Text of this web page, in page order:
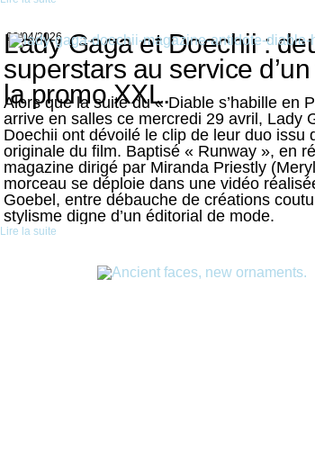
28/04/2026
Lady Gaga et Doechii :
superstars au service
la promo XXL.
Alors que la suite du « Diable s’habille en
arrive en salles ce mercredi 29 avril, Lady
Doechii ont dévoilé le clip de leur duo issu
originale du film. Baptisé « Runway », en
magazine dirigé par Miranda Priestly
morceau se déploie dans une vidéo
Goebel, entre débauche de créations
stylisme digne d’un éditorial de mode.
Lire la suite